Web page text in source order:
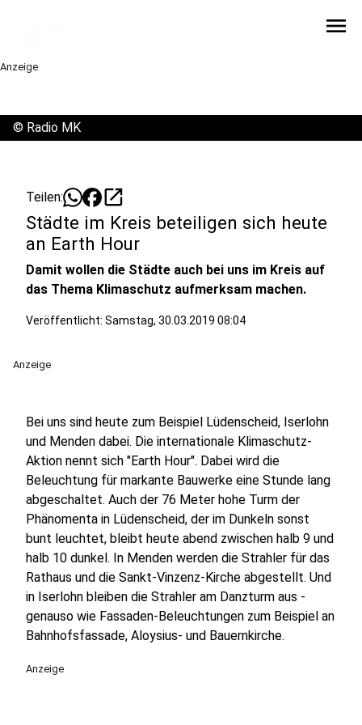
menu
Anzeige
© Radio MK
Teilen: open_in_new
Städte im Kreis beteiligen sich heute
an Earth Hour
Damit wollen die Städte auch bei uns im Kreis auf
das Thema Klimaschutz aufmerksam machen.
Veröffentlicht: Samstag, 30.03.2019 08:04
Anzeige
Bei uns sind heute zum Beispiel Lüdenscheid, Iserlohn
und Menden dabei. Die internationale Klimaschutz-
Aktion nennt sich "Earth Hour". Dabei wird die
Beleuchtung für markante Bauwerke eine Stunde lang
abgeschaltet. Auch der 76 Meter hohe Turm der
Phänomenta in Lüdenscheid, der im Dunkeln sonst
bunt leuchtet, bleibt heute abend zwischen halb 9 und
halb 10 dunkel. In Menden werden die Strahler für das
Rathaus und die Sankt-Vinzenz-Kirche abgestellt. Und
in Iserlohn bleiben die Strahler am Danzturm aus -
genauso wie Fassaden-Beleuchtungen zum Beispiel an
Bahnhofsfassade, Aloysius- und Bauernkirche.
Anzeige